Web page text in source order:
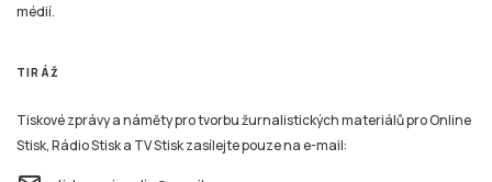
médií.
TIRÁŽ
Tiskové zprávy a náměty pro tvorbu žurnalistických materiálů pro Online
Stisk, Rádio Stisk a TV Stisk zasílejte pouze na e-mail: